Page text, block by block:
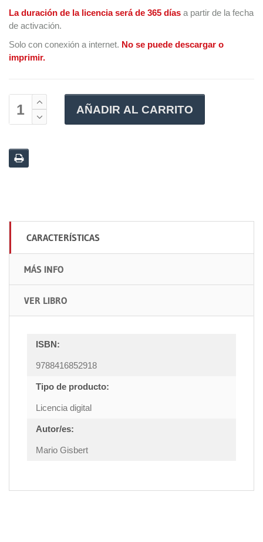
La duración de la licencia será de 365 días a partir de la fecha
de activación.
Solo con conexión a internet. No se puede descargar o
imprimir.
AÑADIR AL CARRITO
CARACTERÍSTICAS
MÁS INFO
VER LIBRO
ISBN:
9788416852918
Tipo de producto:
Licencia digital
Autor/es:
Mario Gisbert